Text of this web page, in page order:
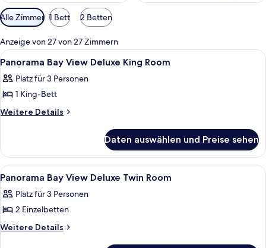
Verfügbare
Filter
für
Zimmer
Alle Zimmer 1 Bett 2 Betten
Anzeige von 27 von 27 Zimmern
Alle
Fotos
für
Panorama
Bay
King
Room
anzeigen
Hochwertige Bettwaren, Minibar,
3
Panorama Bay View Deluxe King Room
Platz für 3 Personen
1 King-Bett
Weitere Details
Weitere
Bay
View
Deluxe
Room
Daten auswählen und Preise sehen
Alle
Fotos
für
Panorama
Bay
Hochwertige Bettwaren, Minibar,
2
Panorama Bay View Deluxe Twin Room
Platz für 3 Personen
2 Einzelbetten
Weitere Details
Weitere